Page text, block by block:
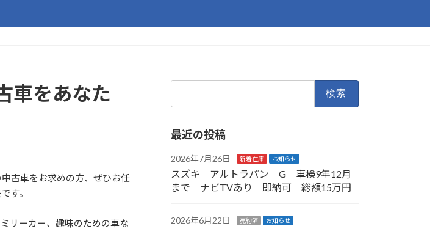
車をあなた
古車をお求めの方、ぜひお任
す。
リーカー、趣味のための車な
最近の投稿
2026年7月26日 新着在庫 お知らせ
スズキ アルトラパン G 車検9年12月
まで ナビTVあり 即納可 総額15万円
2026年6月22日 売約済 お知らせ